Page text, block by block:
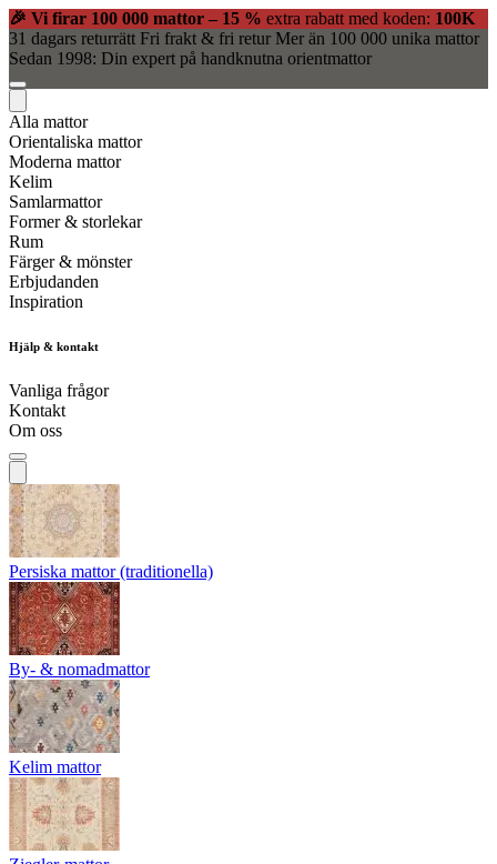
🎉 Vi firar 100 000 mattor – 15 % extra rabatt med koden: 100K
31 dagars returrätt Fri frakt & fri retur Mer än 100 000 unika mattor
Sedan 1998: Din expert på handknutna orientmattor
Alla mattor
Orientaliska mattor
Moderna mattor
Kelim
Samlarmattor
Former & storlekar
Rum
Färger & mönster
Erbjudanden
Inspiration
Hjälp & kontakt
Vanliga frågor
Kontakt
Om oss
Persiska mattor (traditionella)
By- & nomadmattor
Kelim mattor